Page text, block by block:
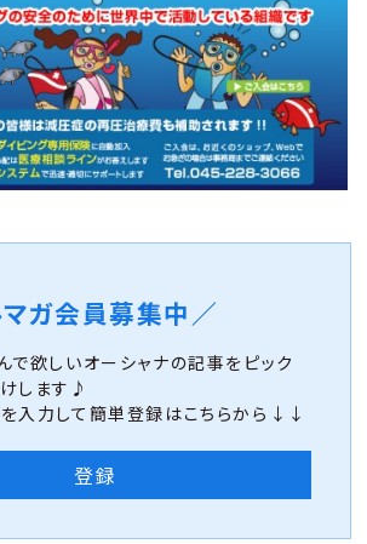
ガ会員募集中／
で欲しいオーシャナの記事をピック
します♪
を入力して簡単登録はこちらから↓↓
登録